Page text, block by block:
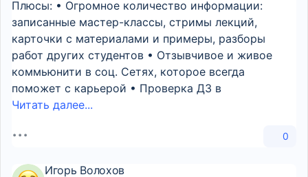
Плюсы: • Огромное количество информации:
записанные мастер-классы, стримы лекций,
карточки с материалами и примеры, разборы
работ других студентов • Отзывчивое и живое
коммьюнити в соц. Сетях, которое всегда
поможет с карьерой • Проверка ДЗ в
Читать далее...
0
Игорь Волохов